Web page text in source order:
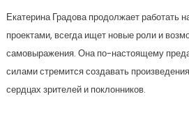
Екатерина Градова продолжает работать
проектами, всегда ищет новые роли и
самовыражения. Она по-настоящему
силами стремится создавать
сердцах зрителей и поклонников.